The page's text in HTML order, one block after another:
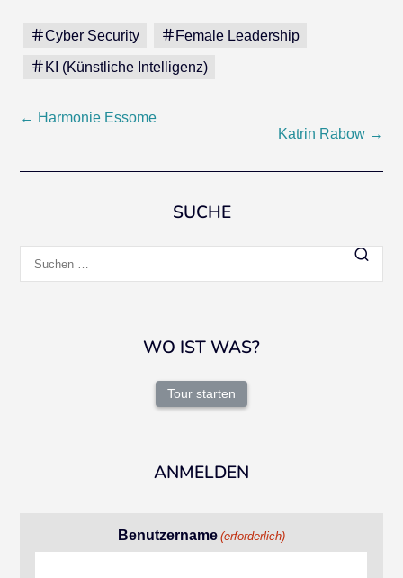
Cyber Security Female Leadership
KI (Künstliche Intelligenz)
Beitragsnavigation
← Harmonie Essome
Katrin Rabow →
SUCHE
nach:
WO IST WAS?
Tour starten
ANMELDEN
Benutzername (erforderlich)